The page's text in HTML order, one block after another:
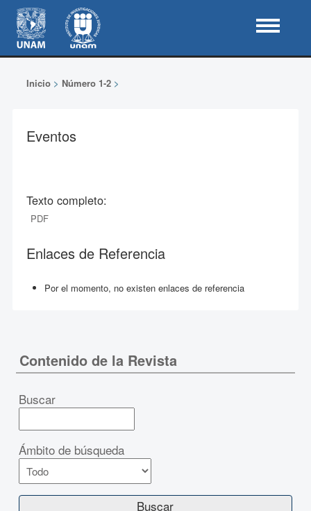
Inicio> Número 1-2>
Eventos
Texto completo:
PDF
Enlaces de Referencia
Por el momento, no existen enlaces de referencia
Contenido de la Revista
Buscar
Ámbito de búsqueda